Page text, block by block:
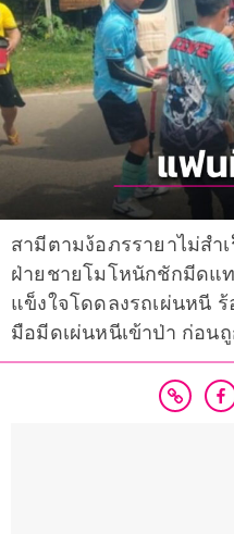
สามีตามง้อภรรายาไม่สำ
ฝ่ายชายโมโหนักชักมีดแ
แข็งใจโดดลงรถเผ่นหนี
มือมีดเผ่นหนีเข้าป่า ก่อน